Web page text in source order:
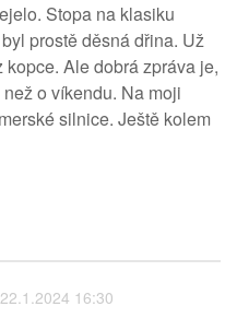
Stopa na klasiku
prostě děsná dřina. Už
Ale dobrá zpráva je,
o víkendu. Na moji
silnice. Ještě kolem
16:30